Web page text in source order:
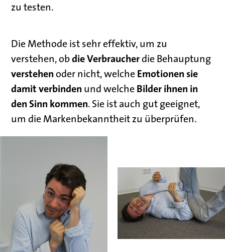
zu testen.
Die Methode ist sehr effektiv, um zu
verstehen, obdie Verbraucherdie Behauptung
verstehenoder nicht, welcheEmotionen sie
damit verbindenund welcheBilder ihnen in
den Sinn kommen. Sie ist auch gut geeignet,
um die Markenbekanntheit zu überprüfen.